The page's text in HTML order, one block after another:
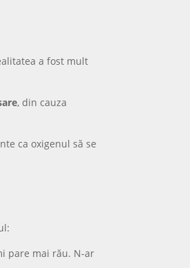
a fost mult
, din cauza
ca oxigenul să se
pare mai rău. N-ar